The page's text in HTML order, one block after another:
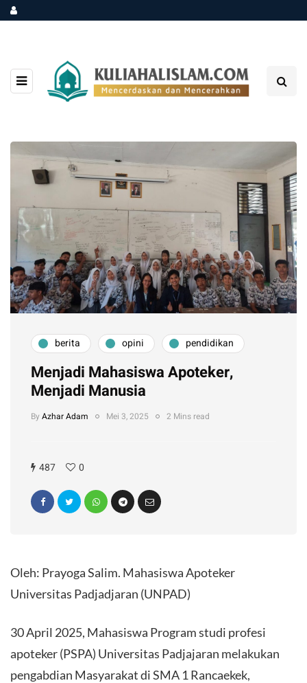
berita opini pendidikan
Menjadi Mahasiswa Apoteker,
Menjadi Manusia
By Azhar Adam Mei 3, 2025 2 Mins read
487 0
Oleh: Prayoga Salim. Mahasiswa Apoteker
Universitas Padjadjaran (UNPAD)
30 April 2025, Mahasiswa Program studi profesi
apoteker (PSPA) Universitas Padjajaran melakukan
pengabdian Masyarakat di SMA 1 Rancaekek,